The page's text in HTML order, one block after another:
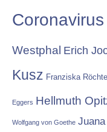
Coronavirus
Westphal Erich
Kusz Franziska
Eggers Hellmuth
Wolfgang von Goethe